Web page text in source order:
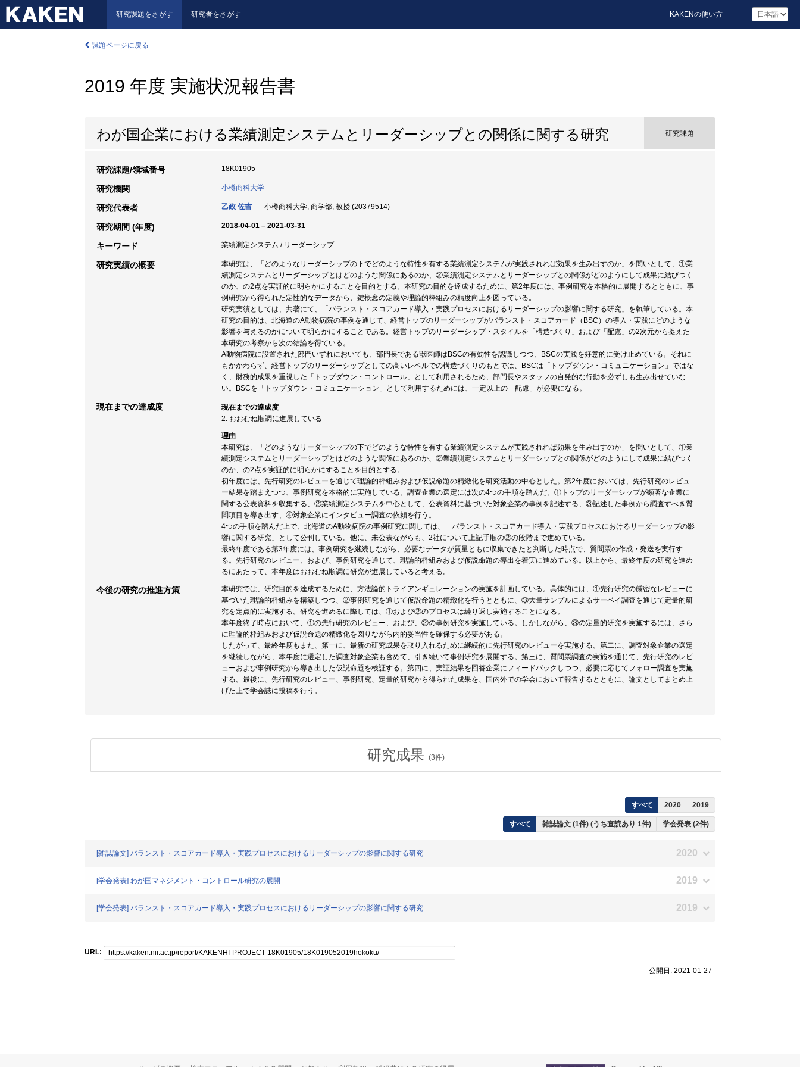
研究課題をさがす 研究者をさがす KAKENの使い方
課題ページに戻る
2019 年度 実施状況報告書
わが国企業における業績測定システムとリーダーシップとの関係に関する研究 研究課題
研究課題/領域番号 18K01905
研究機関 小樽商科大学
研究代表者 乙政 佐吉 小樽商科大学, 商学部, 教授 (20379514)
研究期間 (年度) 2018-04-01 – 2021-03-31
キーワード 業績測定システム / リーダーシップ
研究実績の概要
本研究は、「どのようなリーダーシップの下でどのような特性を有する業績測定システムが実践されれば効果を生み出すのか」を問いとして、①業
績測定システムとリーダーシップとはどのような関係にあるのか、②業績測定システムとリーダーシップとの関係がどのようにして成果に結びつく
のか、の2点を実証的に明らかにすることを目的とする。本研究の目的を達成するために、第2年度には、事例研究を本格的に展開するとともに、事
例研究から得られた定性的なデータから、鍵概念の定義や理論的枠組みの精度向上を図っている。
研究実績としては、共著にて、「バランスト・スコアカード導入・実践プロセスにおけるリーダーシップの影響に関する研究」を執筆している。本
研究の目的は、北海道のA動物病院の事例を通じて、経営トップのリーダーシップがバランスト・スコアカード（BSC）の導入・実践にどのような
影響を与えるのかについて明らかにすることである。経営トップのリーダーシップ・スタイルを「構造づくり」および「配慮」の2次元から捉えた
本研究の考察から次の結論を得ている。
A動物病院に設置された部門いずれにおいても、部門長である獣医師はBSCの有効性を認識しつつ、BSCの実践を好意的に受け止めている。それに
もかかわらず、経営トップのリーダーシップとしての高いレベルでの構造づくりのもとでは、BSCは「トップダウン・コミュニケーション」ではな
く、財務的成果を重視した「トップダウン・コントロール」として利用されるため、部門長やスタッフの自発的な行動を必ずしも生み出せていな
い。BSCを「トップダウン・コミュニケーション」として利用するためには、一定以上の「配慮」が必要になる。
現在までの達成度
現在までの達成度
2: おおむね順調に進展している
理由
本研究は、「どのようなリーダーシップの下でどのような特性を有する業績測定システムが実践されれば効果を生み出すのか」を問いとして、①業
績測定システムとリーダーシップとはどのような関係にあるのか、②業績測定システムとリーダーシップとの関係がどのようにして成果に結びつく
のか、の2点を実証的に明らかにすることを目的とする。
初年度には、先行研究のレビューを通じて理論的枠組みおよび仮説命題の精緻化を研究活動の中心とした。第2年度においては、先行研究のレビュ
ー結果を踏まえつつ、事例研究を本格的に実施している。調査企業の選定には次の4つの手順を踏んだ。①トップのリーダーシップが顕著な企業に
関する公表資料を収集する、②業績測定システムを中心として、公表資料に基づいた対象企業の事例を記述する、③記述した事例から調査すべき質
問項目を導き出す、④対象企業にインタビュー調査の依頼を行う。
4つの手順を踏んだ上で、北海道のA動物病院の事例研究に関しては、「バランスト・スコアカード導入・実践プロセスにおけるリーダーシップの影
響に関する研究」として公刊している。他に、未公表ながらも、2社について上記手順の②の段階まで進めている。
最終年度である第3年度には、事例研究を継続しながら、必要なデータが質量ともに収集できたと判断した時点で、質問票の作成・発送を実行す
る。先行研究のレビュー、および、事例研究を通じて、理論的枠組みおよび仮説命題の導出を着実に進めている。以上から、最終年度の研究を進め
るにあたって、本年度はおおむね順調に研究が進展していると考える。
今後の研究の推進方策
本研究では、研究目的を達成するために、方法論的トライアンギュレーションの実施を計画している。具体的には、①先行研究の厳密なレビューに
基づいた理論的枠組みを構築しつつ、②事例研究を通じて仮説命題の精緻化を行うとともに、③大量サンプルによるサーベイ調査を通じて定量的研
究を定点的に実施する。研究を進めるに際しては、①および②のプロセスは繰り返し実施することになる。
本年度終了時点において、①の先行研究のレビュー、および、②の事例研究を実施している。しかしながら、③の定量的研究を実施するには、さら
に理論的枠組みおよび仮説命題の精緻化を図りながら内的妥当性を確保する必要がある。
したがって、最終年度もまた、第一に、最新の研究成果を取り入れるために継続的に先行研究のレビューを実施する。第二に、調査対象企業の選定
を継続しながら、本年度に選定した調査対象企業も含めて、引き続いて事例研究を展開する。第三に、質問票調査の実施を通じて、先行研究のレビ
ューおよび事例研究から導き出した仮説命題を検証する。第四に、実証結果を回答企業にフィードバックしつつ、必要に応じてフォロー調査を実施
する。最後に、先行研究のレビュー、事例研究、定量的研究から得られた成果を、国内外での学会において報告するとともに、論文としてまとめ上
げた上で学会誌に投稿を行う。
研究成果 (3件)
すべて 2020 2019
すべて 雑誌論文 (1件) (うち査読あり 1件) 学会発表 (2件)
[雑誌論文] バランスト・スコアカード導入・実践プロセスにおけるリーダーシップの影響に関する研究 2020
[学会発表] わが国マネジメント・コントロール研究の展開 2019
[学会発表] バランスト・スコアカード導入・実践プロセスにおけるリーダーシップの影響に関する研究 2019
URL:
公開日: 2021-01-27